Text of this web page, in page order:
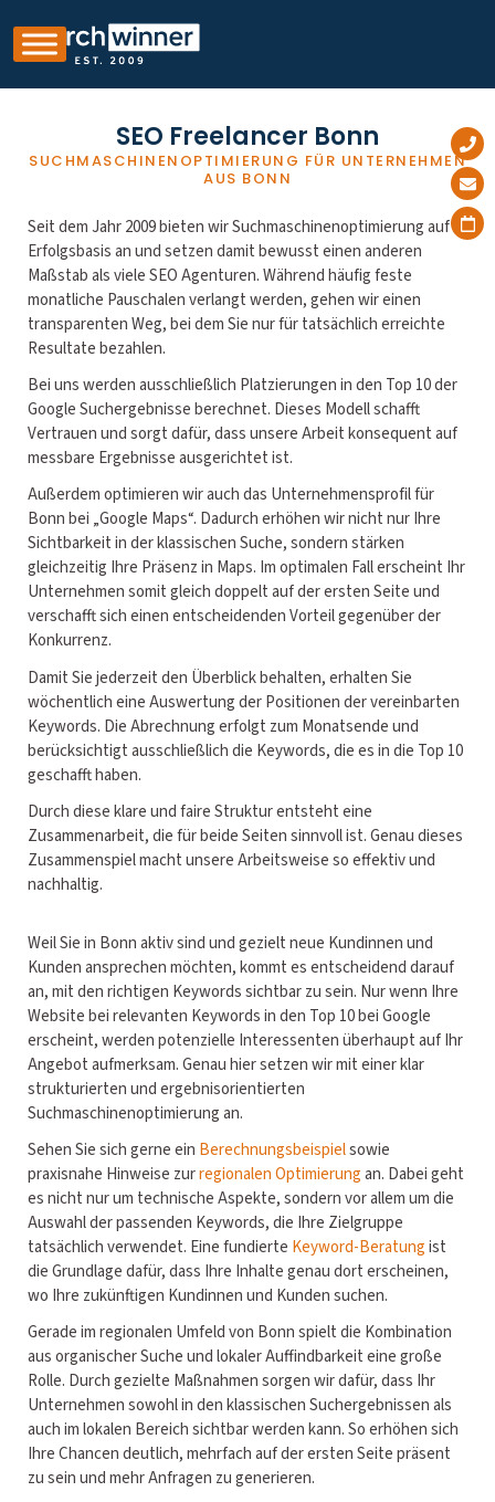
SEO Freelancer Bonn
SUCHMASCHINENOPTIMIERUNG FÜR UNTERNEHMEN
AUS BONN
Seit dem Jahr 2009 bieten wir Suchmaschinenoptimierung auf
Erfolgsbasis an und setzen damit bewusst einen anderen
Maßstab als viele SEO Agenturen. Während häufig feste
monatliche Pauschalen verlangt werden, gehen wir einen
transparenten Weg, bei dem Sie nur für tatsächlich erreichte
Resultate bezahlen.
Bei uns werden ausschließlich Platzierungen in den Top 10 der
Google Suchergebnisse berechnet. Dieses Modell schafft
Vertrauen und sorgt dafür, dass unsere Arbeit konsequent auf
messbare Ergebnisse ausgerichtet ist.
Außerdem optimieren wir auch das Unternehmensprofil für
Bonn bei „Google Maps“. Dadurch erhöhen wir nicht nur Ihre
Sichtbarkeit in der klassischen Suche, sondern stärken
gleichzeitig Ihre Präsenz in Maps. Im optimalen Fall erscheint Ihr
Unternehmen somit gleich doppelt auf der ersten Seite und
verschafft sich einen entscheidenden Vorteil gegenüber der
Konkurrenz.
Damit Sie jederzeit den Überblick behalten, erhalten Sie
wöchentlich eine Auswertung der Positionen der vereinbarten
Keywords. Die Abrechnung erfolgt zum Monatsende und
berücksichtigt ausschließlich die Keywords, die es in die Top 10
geschafft haben.
Durch diese klare und faire Struktur entsteht eine
Zusammenarbeit, die für beide Seiten sinnvoll ist. Genau dieses
Zusammenspiel macht unsere Arbeitsweise so effektiv und
nachhaltig.
Weil Sie in Bonn aktiv sind und gezielt neue Kundinnen und
Kunden ansprechen möchten, kommt es entscheidend darauf
an, mit den richtigen Keywords sichtbar zu sein. Nur wenn Ihre
Website bei relevanten Keywords in den Top 10 bei Google
erscheint, werden potenzielle Interessenten überhaupt auf Ihr
Angebot aufmerksam. Genau hier setzen wir mit einer klar
strukturierten und ergebnisorientierten
Suchmaschinenoptimierung an.
Sehen Sie sich gerne ein Berechnungsbeispielsowie
praxisnahe Hinweise zurregionalen Optimierungan. Dabei geht
es nicht nur um technische Aspekte, sondern vor allem um die
Auswahl der passenden Keywords, die Ihre Zielgruppe
tatsächlich verwendet. Eine fundierte Keyword-Beratungist
die Grundlage dafür, dass Ihre Inhalte genau dort erscheinen,
wo Ihre zukünftigen Kundinnen und Kunden suchen.
Gerade im regionalen Umfeld von Bonn spielt die Kombination
aus organischer Suche und lokaler Auffindbarkeit eine große
Rolle. Durch gezielte Maßnahmen sorgen wir dafür, dass Ihr
Unternehmen sowohl in den klassischen Suchergebnissen als
auch im lokalen Bereich sichtbar werden kann. So erhöhen sich
Ihre Chancen deutlich, mehrfach auf der ersten Seite präsent
zu sein und mehr Anfragen zu generieren.